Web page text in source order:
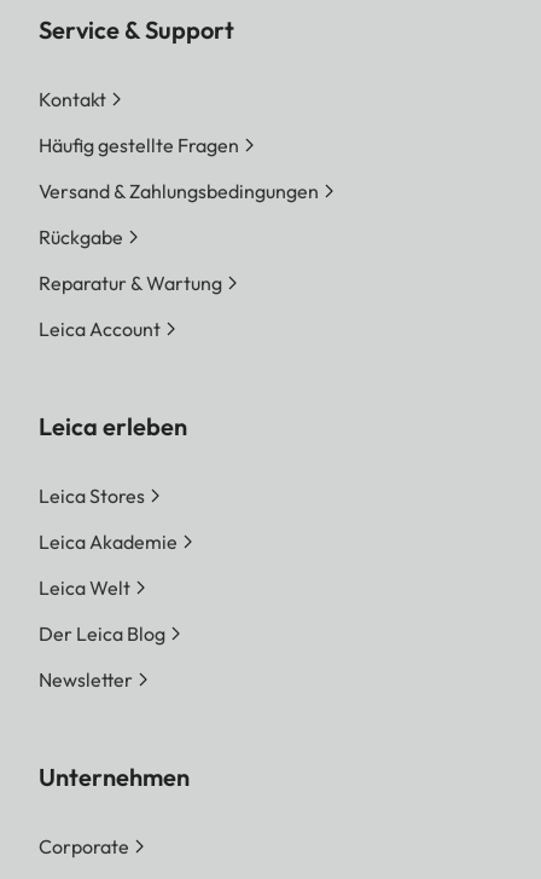
Service & Support
Kontakt
Häufig gestellte Fragen
Versand & Zahlungsbedingungen
Rückgabe
Reparatur & Wartung
Leica Account
Leica erleben
Leica Stores
Leica Akademie
Leica Welt
Der Leica Blog
Newsletter
Unternehmen
Corporate